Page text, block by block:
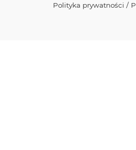
Polityka prywatności /